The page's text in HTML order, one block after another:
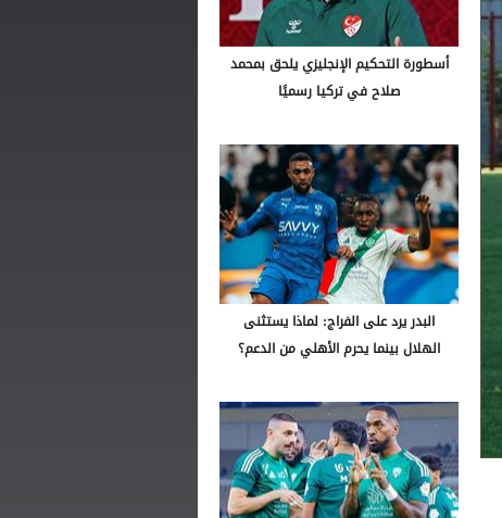
أسطورة التحكيم الإنجليزي يلحق بمحمد
صلاح في تركيا رسميًا
البدر يرد على الفراج: لماذا يستثنى
الهلال بينما يحرم الأهلي من الدعم؟